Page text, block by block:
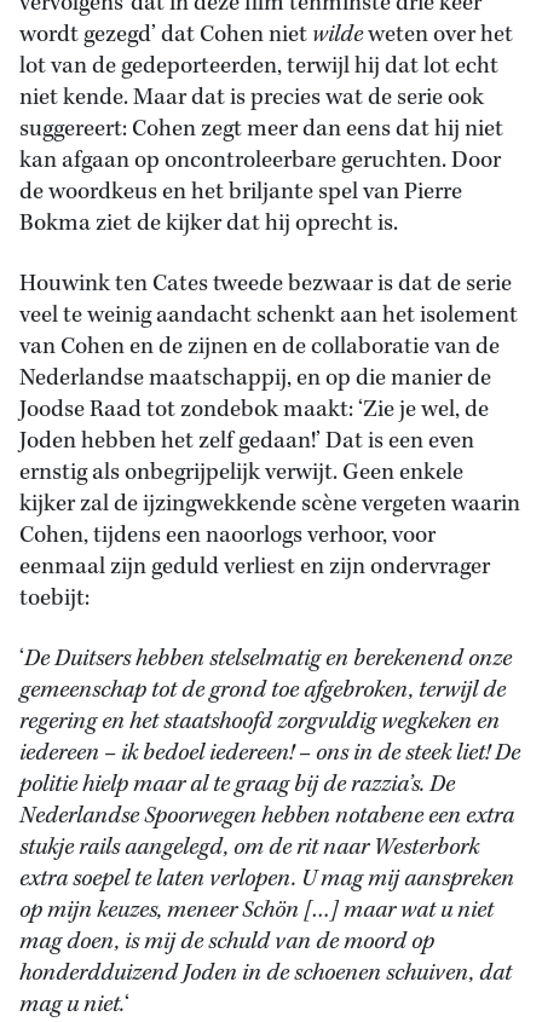
wordt gezegd’ dat Cohen nietwildeweten over het
lot van de gedeporteerden, terwijl hij dat lot echt
niet kende. Maar dat is precies wat de serie ook
suggereert: Cohen zegt meer dan eens dat hij niet
kan afgaan op oncontroleerbare geruchten. Door
de woordkeus en het briljante spel van Pierre
Bokma ziet de kijker dat hij oprecht is.
Houwink ten Cates tweede bezwaar is dat de serie
veel te weinig aandacht schenkt aan het isolement
van Cohen en de zijnen en de collaboratie van de
Nederlandse maatschappij, en op die manier de
Joodse Raad tot zondebok maakt: ‘Zie je wel, de
Joden hebben het zelf gedaan!’ Dat is een even
ernstig als onbegrijpelijk verwijt. Geen enkele
kijker zal de ijzingwekkende scène vergeten waarin
Cohen, tijdens een naoorlogs verhoor, voor
eenmaal zijn geduld verliest en zijn ondervrager
toebijt:
‘De Duitsers hebben stelselmatig en berekenend onze
gemeenschap tot de grond toe afgebroken, terwijl de
regering en het staatshoofd zorgvuldig wegkeken en
iedereen – ik bedoel iedereen! – ons in de steek liet! De
politie hielp maar al te graag bij de razzia’s. De
Nederlandse Spoorwegen hebben notabene een extra
stukje rails aangelegd, om de rit naar Westerbork
extra soepel te laten verlopen. U mag mij aanspreken
op mijn keuzes, meneer Schön […] maar wat u niet
mag doen, is mij de schuld van de moord op
honderdduizend Joden in de schoenen schuiven, dat
mag u niet.‘